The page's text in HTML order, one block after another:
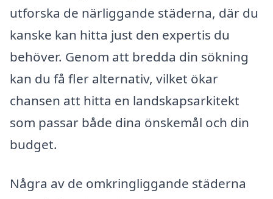
utforska de närliggande städerna, där du
kanske kan hitta just den expertis du
behöver. Genom att bredda din sökning
kan du få fler alternativ, vilket ökar
chansen att hitta en landskapsarkitekt
som passar både dina önskemål och din
budget.
Några av de omkringliggande städerna